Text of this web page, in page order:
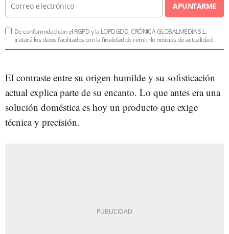
APUNTARME
De conformidad con el RGPD y la LOPDGDD, CRÓNICA GLOBALMEDIA S.L.
tratará los datos facilitados con la finalidad de remitirle noticias de actualidad.
El contraste entre su origen humilde y su sofisticación
actual explica parte de su encanto. Lo que antes era una
solución doméstica es hoy un producto que exige
técnica y precisión.